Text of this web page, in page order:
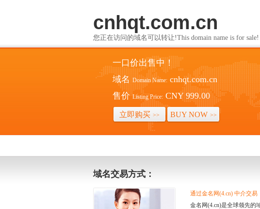
cnhqt.com.cn
您正在访问的域名可以转让!This domain name is for sale!
一口价出售中！
域名 Domain Name: cnhqt.com.cn
售价 Listing Price: CNY 999.00
立即购买 >> BUY NOW >>
域名交易方式：
通过金名网(4.cn) 中介交易
金名网(4.cn)是全球领先的